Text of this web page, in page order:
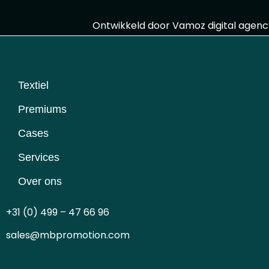
Ontwikkeld doorVamoz digital
Textiel
Premiums
Cases
Services
Over ons
+31 (0) 499 – 47 66 96
sales@mbpromotion.com